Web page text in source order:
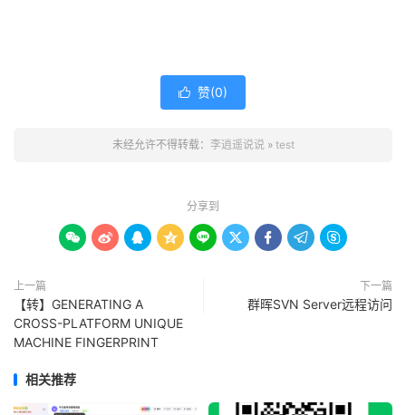
 赞(0)
未经允许不得转载： 李逍遥说说» test
分享到
        
上一篇
【转】GENERATING A
CROSS-PLATFORM UNIQUE
MACHINE FINGERPRINT
下一篇
群晖SVN Server远程访问
相关推荐